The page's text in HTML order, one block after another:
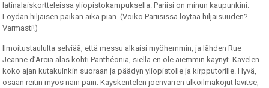
latinalaiskortteleissa yliopistokampuksella. Pariisi on minun kaupunkini.
Löydän hiljaisen paikan aika pian. (Voiko Pariisissa löytää hiljaisuuden?
Varmasti!)
Ilmoitustaululta selviää, että messu alkaisi myöhemmin, ja lähden Rue
Jeanne d’Arcia alas kohti Panthéonia, siellä en ole aiemmin käynyt. Kävelen
koko ajan kutakuinkin suoraan ja päädyn yliopistolle ja kirpputorille. Hyvä,
osaan reitin myös näin päin. Käyskentelen joenvarren ulkoilmakojut lävitse,